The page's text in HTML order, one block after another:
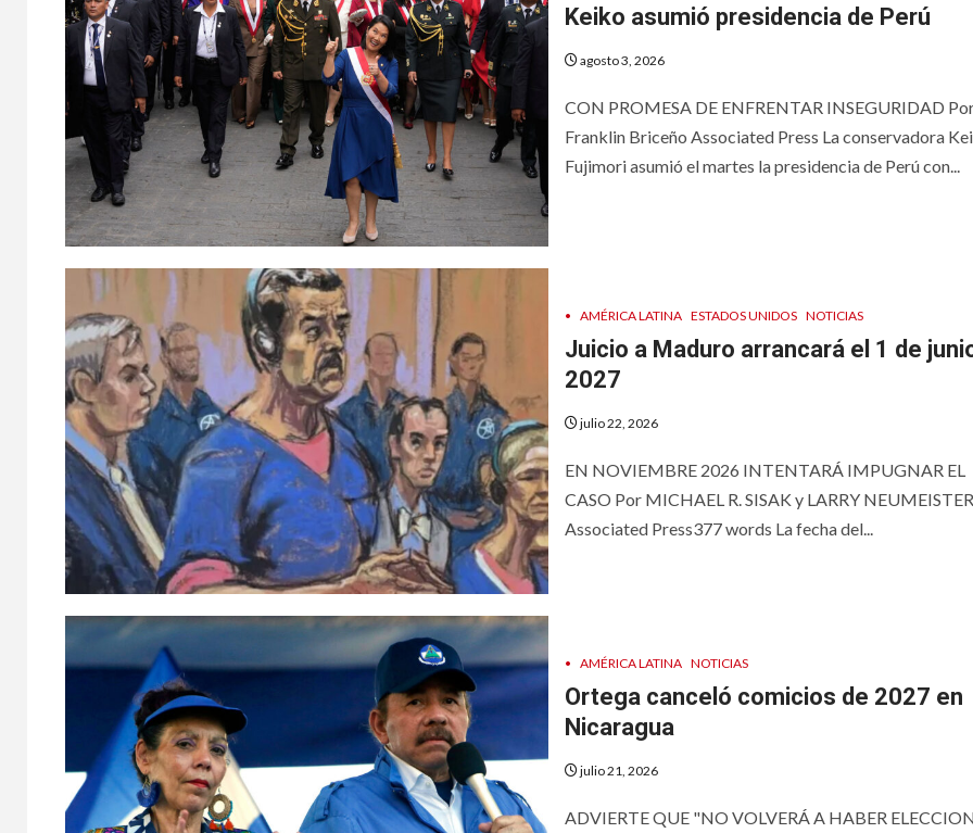
Keiko asumió presidencia de Perú
agosto 3, 2026
CON PROMESA DE ENFRENTAR INSEGURIDAD
Franklin Briceño Associated Press La conservadora
Fujimori asumió el martes la presidencia de Perú con...
• AMÉRICA LATINA ESTADOS UNIDOS NOTICIAS
Juicio a Maduro arrancará el 1 de
2027
julio 22, 2026
EN NOVIEMBRE 2026 INTENTARÁ IMPUGNAR EL
CASO Por MICHAEL R. SISAK y LARRY NEUMEISTER
Associated Press377 words La fecha del...
• AMÉRICA LATINA NOTICIAS
Ortega canceló comicios de 2027 en
Nicaragua
julio 21, 2026
ADVIERTE QUE "NO VOLVERÁ A HABER